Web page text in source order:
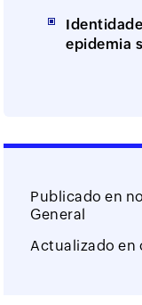
epidemia
Publicado en
General
Actualizado en